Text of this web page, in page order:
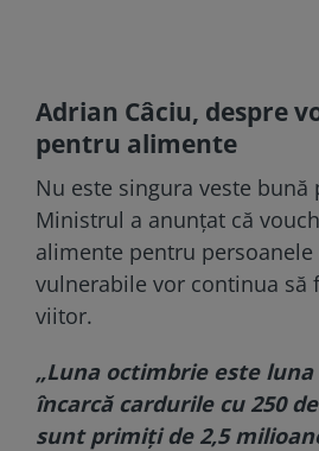
Adrian Câciu, despre
pentru alimente
Nu este singura veste
Ministrul a anunțat că
alimente pentru
vulnerabile vor continua să
viitor.
„Luna octimbrie este luna
încarcă cardurile cu 250
sunt primiți de 2,5